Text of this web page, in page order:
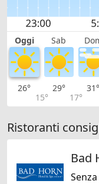
Oggi Sab
26°
15°
29°
17°
31°
Ristoranti
Bad